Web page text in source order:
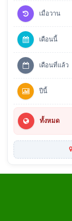
เมื่อวาน
เดือนนี้
เดือนที่แล้ว
ปีนี้
ทั้งหมด